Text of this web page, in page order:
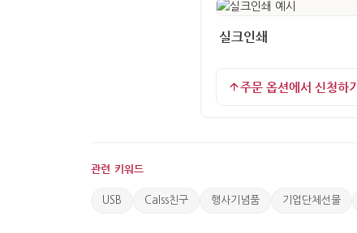
실크인쇄
주문 옵션에서 신청하기
관련 키워드
USB Calss친구 행사기념품 기업단체선물